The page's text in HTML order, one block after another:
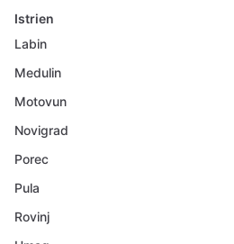
Istrien
Labin
Medulin
Motovun
Novigrad
Porec
Pula
Rovinj